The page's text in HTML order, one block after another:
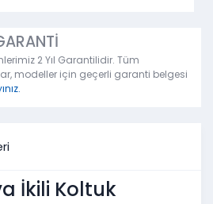
2 Yıl Garantilidir. Tüm
modeller için geçerli garanti belgesi
İkili Koltuk